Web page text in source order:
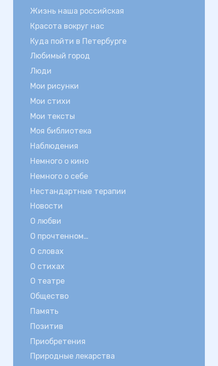
Жизнь наша российская
Красота вокруг нас
Куда пойти в Петербурге
Любимый город
Люди
Мои рисунки
Мои стихи
Мои тексты
Моя библиотека
Наблюдения
Немного о кино
Немного о себе
Нестандартные терапии
Новости
О любви
О прочтенном…
О словах
О стихах
О театре
Общество
Память
Позитив
Приобретения
Природные лекарства